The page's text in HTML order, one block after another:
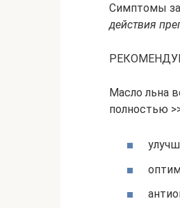
Симптомы
действия
Масло льна
полностью